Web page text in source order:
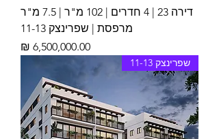
דירה 23 | 4 חדרים | 102 מ"ר | 7.5 מ"ר
מרפסת | שפרינצק 11-13
מחיר
שפרינצק 11-13